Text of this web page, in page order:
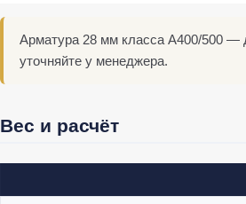
Арматура 28 мм класса А400/500 —
уточняйте у менеджера.
Вес и расчёт